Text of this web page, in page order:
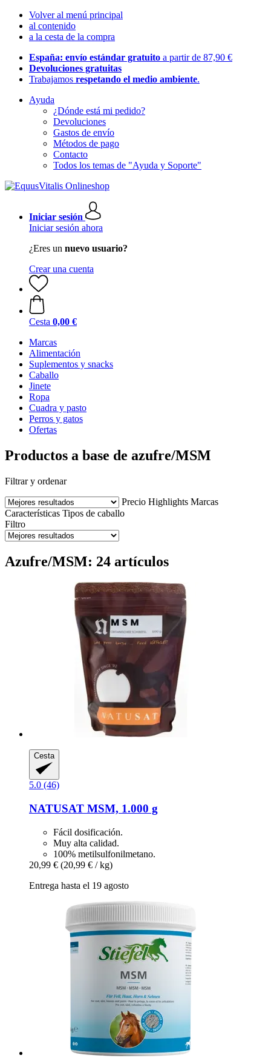
Volver al menú principal
al contenido
a la cesta de la compra
España: envío estándar gratuito a partir de 87,90 €
Devoluciones gratuitas
Trabajamos respetando el medio ambiente.
Ayuda
¿Dónde está mi pedido?
Devoluciones
Gastos de envío
Métodos de pago
Contacto
Todos los temas de "Ayuda y Soporte"
Iniciar sesión
Iniciar sesión ahora
¿Eres un nuevo usuario?
Crear una cuenta
Cesta 0,00 €
Marcas
Alimentación
Suplementos y snacks
Caballo
Jinete
Ropa
Cuadra y pasto
Perros y gatos
Ofertas
Productos a base de azufre/MSM
Filtrar y ordenar
Precio Highlights Marcas
Características Tipos de caballo
Filtro
Azufre/MSM: 24 artículos
Cesta
5.0 (46)
NATUSAT MSM, 1.000 g
Fácil dosificación.
Muy alta calidad.
100% metilsulfonilmetano.
20,99 € (20,99 € / kg)
Entrega hasta el 19 agosto